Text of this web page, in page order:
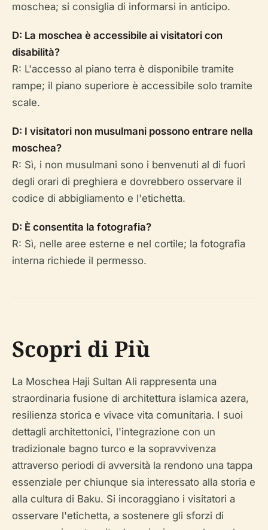
moschea; si consiglia di informarsi in anticipo.
D: La moschea è accessibile ai visitatori con
disabilità?
R: L'accesso al piano terra è disponibile tramite
rampe; il piano superiore è accessibile solo tramite
scale.
D: I visitatori non musulmani possono entrare nella
moschea?
R: Sì, i non musulmani sono i benvenuti al di fuori
degli orari di preghiera e dovrebbero osservare il
codice di abbigliamento e l'etichetta.
D: È consentita la fotografia?
R: Sì, nelle aree esterne e nel cortile; la fotografia
interna richiede il permesso.
Scopri di Più
La Moschea Haji Sultan Ali rappresenta una
straordinaria fusione di architettura islamica azera,
resilienza storica e vivace vita comunitaria. I suoi
dettagli architettonici, l'integrazione con un
tradizionale bagno turco e la sopravvivenza
attraverso periodi di avversità la rendono una tappa
essenziale per chiunque sia interessato alla storia e
alla cultura di Baku. Si incoraggiano i visitatori a
osservare l'etichetta, a sostenere gli sforzi di